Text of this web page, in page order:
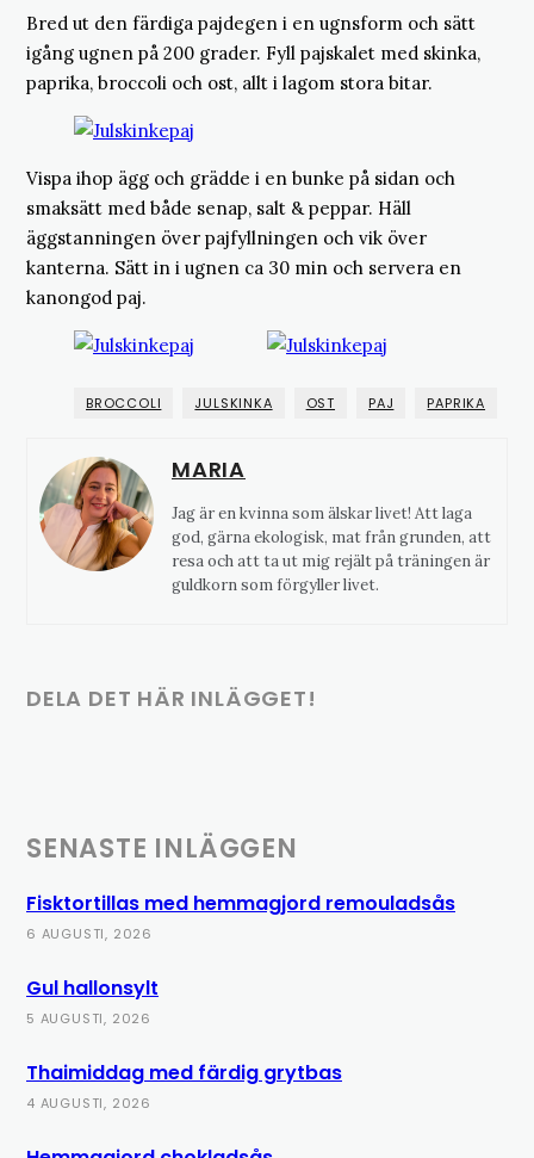
Bred ut den färdiga pajdegen i en ugnsform och sätt
igång ugnen på 200 grader. Fyll pajskalet med skinka,
paprika, broccoli och ost, allt i lagom stora bitar.
Vispa ihop ägg och grädde i en bunke på sidan och
smaksätt med både senap, salt & peppar. Häll
äggstanningen över pajfyllningen och vik över
kanterna. Sätt in i ugnen ca 30 min och servera en
kanongod paj.
BROCCOLI JULSKINKA OST PAJ PAPRIKA
MARIA
Jag är en kvinna som älskar livet! Att laga
god, gärna ekologisk, mat från grunden, att
resa och att ta ut mig rejält på träningen är
guldkorn som förgyller livet.
DELA DET HÄR INLÄGGET!
SENASTE INLÄGGEN
Fisktortillas med hemmagjord remouladsås
6 AUGUSTI, 2026
Gul hallonsylt
5 AUGUSTI, 2026
Thaimiddag med färdig grytbas
4 AUGUSTI, 2026